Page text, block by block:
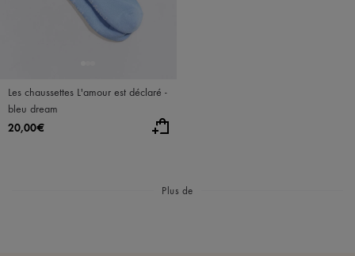
Les chaussettes L'amour est déclaré -
bleu dream
20,00€
Plus de